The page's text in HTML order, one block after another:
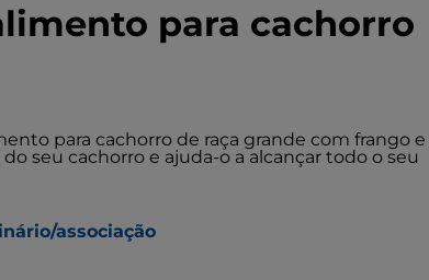
para cachorro
para cachorro de raça grande com frango e
seu cachorro e ajuda-o a alcançar todo o seu
associação